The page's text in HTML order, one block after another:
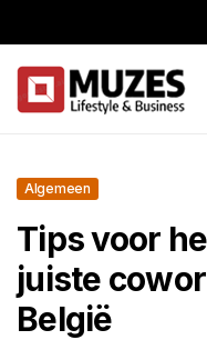
Algemeen
Tips voor
juiste
België